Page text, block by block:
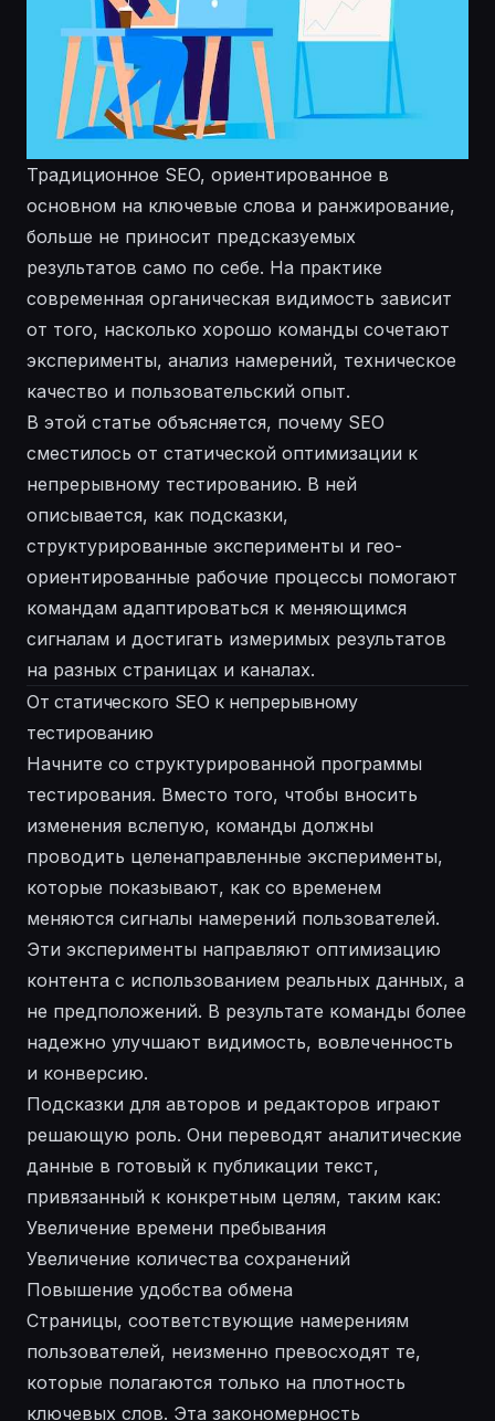
Традиционное SEO, ориентированное в
основном на ключевые слова и ранжирование,
больше не приносит предсказуемых
результатов само по себе. На практике
современная органическая видимость зависит
от того, насколько хорошо команды сочетают
эксперименты, анализ намерений, техническое
качество и пользовательский опыт.
В этой статье объясняется, почему SEO
сместилось от статической оптимизации к
непрерывному тестированию. В ней
описывается, как подсказки,
структурированные эксперименты и гео-
ориентированные рабочие процессы помогают
командам адаптироваться к меняющимся
сигналам и достигать измеримых результатов
на разных страницах и каналах.
От статического SEO к непрерывному
тестированию
Начните со структурированной программы
тестирования. Вместо того, чтобы вносить
изменения вслепую, команды должны
проводить целенаправленные эксперименты,
которые показывают, как со временем
меняются сигналы намерений пользователей.
Эти эксперименты направляют оптимизацию
контента с использованием реальных данных, а
не предположений. В результате команды более
надежно улучшают видимость, вовлеченность
и конверсию.
Подсказки для авторов и редакторов играют
решающую роль. Они переводят аналитические
данные в готовый к публикации текст,
привязанный к конкретным целям, таким как:
Увеличение времени пребывания
Увеличение количества сохранений
Повышение удобства обмена
Страницы, соответствующие намерениям
пользователей, неизменно превосходят те,
которые полагаются только на плотность
ключевых слов. Эта закономерность